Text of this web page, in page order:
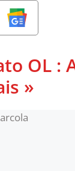
OL :
»